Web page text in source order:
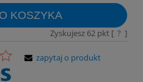
KOSZYKA
Zyskujesz 62pkt [ ? ]
zapytaj o produkt